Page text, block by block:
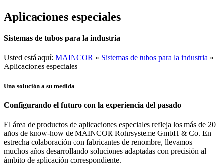
Aplicaciones especiales
Sistemas de tubos para la industria
Usted está aquí: MAINCOR » Sistemas de tubos para la industria »
Aplicaciones especiales
Una solución a su medida
Configurando el futuro con la experiencia del pasado
El área de productos de aplicaciones especiales refleja los más de 20
años de know-how de MAINCOR Rohrsysteme GmbH & Co. En
estrecha colaboración con fabricantes de renombre, llevamos
muchos años desarrollando soluciones adaptadas con precisión al
ámbito de aplicación correspondiente.